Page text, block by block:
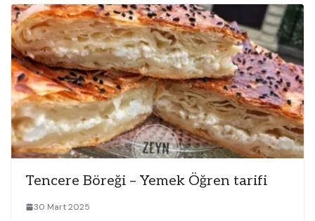
Tencere Böreği – Yemek Öğren tarifi
30 Mart 2025